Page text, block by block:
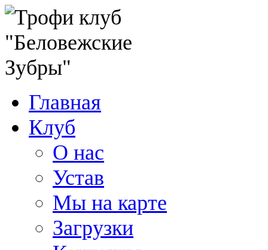
Главная
Клуб
О нас
Устав
Мы на карте
Загрузки